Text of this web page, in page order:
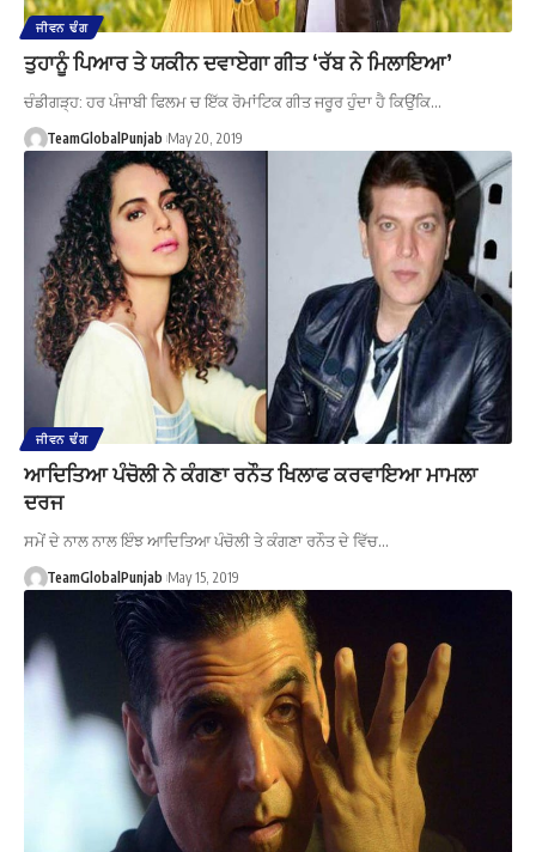
ਜੀਵਨ ਢੰਗ
ਤੁਹਾਨੂੰ ਪਿਆਰ ਤੇ ਯਕੀਨ ਦਵਾਏਗਾ ਗੀਤ ‘ਰੱਬ ਨੇ ਮਿਲਾਇਆ’
ਚੰਡੀਗੜ੍ਹ: ਹਰ ਪੰਜਾਬੀ ਫਿਲਮ ਚ ਇੱਕ ਰੋਮਾਂਟਿਕ ਗੀਤ ਜਰੂਰ ਹੁੰਦਾ ਹੈ ਕਿਉਂਕਿ…
TeamGlobalPunjab May 20, 2019
ਜੀਵਨ ਢੰਗ
ਆਦਿਤਿਆ ਪੰਚੋਲੀ ਨੇ ਕੰਗਣਾ ਰਨੌਤ ਖਿਲਾਫ ਕਰਵਾਇਆ ਮਾਮਲਾ
ਦਰਜ
ਸਮੇਂ ਦੇ ਨਾਲ ਨਾਲ ਇੰਝ ਆਦਿਤਿਆ ਪੰਚੋਲੀ ਤੇ ਕੰਗਣਾ ਰਨੌਤ ਦੇ ਵਿੱਚ…
TeamGlobalPunjab May 15, 2019